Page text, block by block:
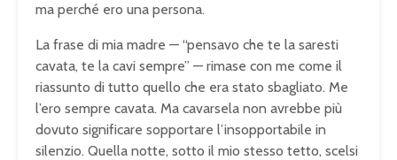
ma perché ero una persona.
La frase di mia madre — “pensavo che te la saresti
cavata, te la cavi sempre” — rimase con me come il
riassunto di tutto quello che era stato sbagliato. Me
l’ero sempre cavata. Ma cavarsela non avrebbe più
dovuto significare sopportare l’insopportabile in
silenzio. Quella notte, sotto il mio stesso tetto, scelsi